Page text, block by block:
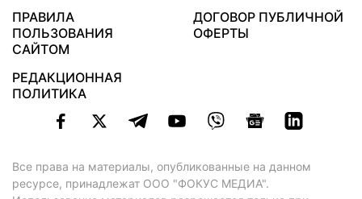
ПРАВИЛА
ПОЛЬЗОВАНИЯ
САЙТОМ
ДОГОВОР ПУБЛИЧНОЙ
ОФЕРТЫ
РЕДАКЦИОННАЯ
ПОЛИТИКА
Все права на материалы, опубликованные на данном
ресурсе, принадлежат ООО "ФОКУС МЕДИА".